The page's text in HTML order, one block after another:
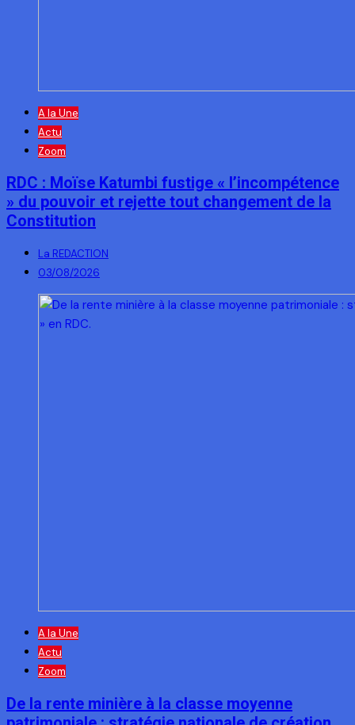
A la Une
Actu
Zoom
RDC : Moïse Katumbi fustige « l’incompétence
» du pouvoir et rejette tout changement de la
Constitution
La REDACTION
03/08/2026
A la Une
Actu
Zoom
De la rente minière à la classe moyenne